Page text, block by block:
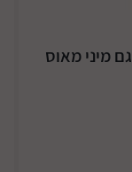
מיני מאוס